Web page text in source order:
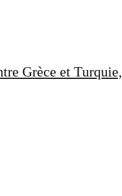
Grèce et